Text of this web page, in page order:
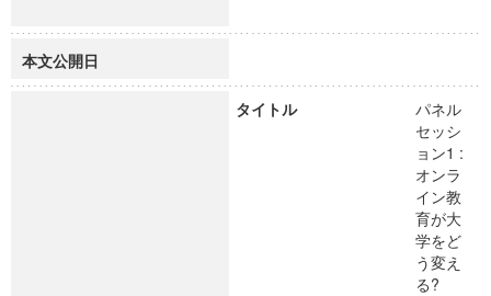
本文公開日
タイトル
パネル
セッシ
ョン1 :
オンラ
イン教
育が大
学をど
う変え
る?